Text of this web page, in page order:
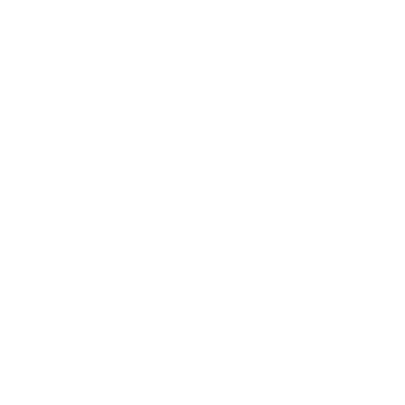
Questions And Answers
time abounding questions asked